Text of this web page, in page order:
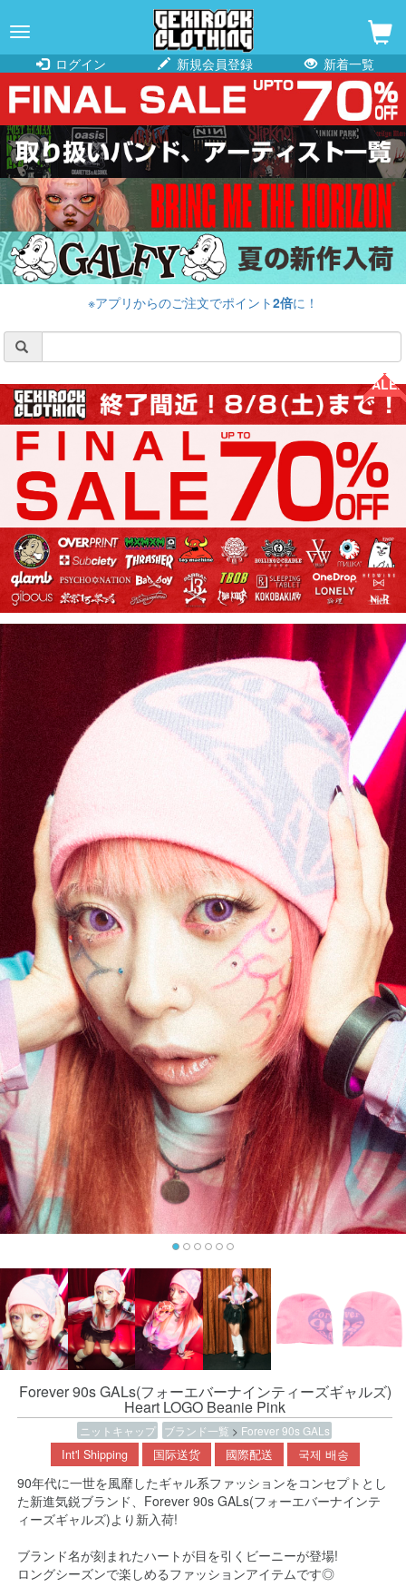
navigation
ログイン
新規会員登録 新着一覧
※アプリからのご注文でポイント2倍に！
Forever 90s GALs(フォーエバーナインティーズギャルズ)
Heart LOGO Beanie Pink
ニットキャップ ブランド一覧 > Forever 90s GALs
Int'l Shipping 国际送货 國際配送 국제 배송
90年代に一世を風靡したギャル系ファッションをコンセプトとし
た新進気鋭ブランド、Forever 90s GALs(フォーエバーナインテ
ィーズギャルズ)より新入荷!
ブランド名が刻まれたハートが目を引くビーニーが登場!
ロングシーズンで楽しめるファッションアイテムです◎
SALE!!
SALE!!
SALE!!
SALE!!
SALE!!
SALE!!
SALE!!
SALE!!
SALE!!